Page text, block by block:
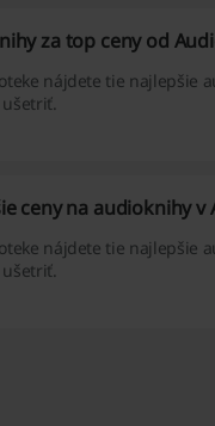
za top ceny od
nájdete tie najlepšie
ceny na audioknihy v
nájdete tie najlepšie